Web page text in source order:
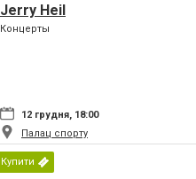
Jerry Heil
Концерты
12 грудня, 18:00
Палац спорту
Купити